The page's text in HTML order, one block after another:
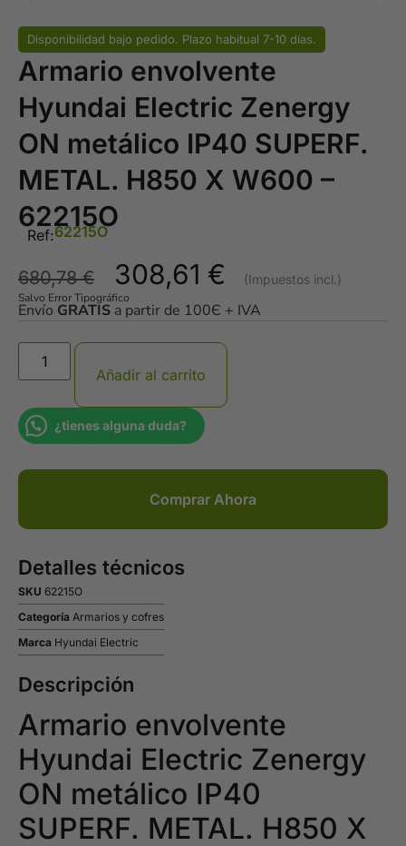
Disponibilidad bajo pedido. Plazo habitual 7-10 días.
Armario envolvente
Hyundai Electric Zenergy
ON metálico IP40 SUPERF.
METAL. H850 X W600 –
62215O
Ref:62215O
680,78€ 308,61 €
Salvo Error Tipográfico
Envío GRATIS a partir de 100Є + IVA
Añadir al carrito
¿tienes alguna duda?
Comprar Ahora
Detalles técnicos
SKU 62215O
Categoría Armarios y cofres
Marca Hyundai Electric
Descripción
Armario envolvente
Hyundai Electric Zenergy
ON metálico IP40
SUPERF. METAL. H850 X